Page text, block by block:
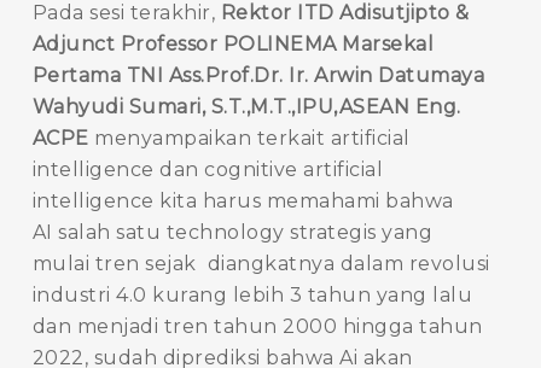
Pada sesi terakhir, Rektor ITD Adisutjipto &
Adjunct Professor POLINEMA Marsekal
Pertama TNI Ass.Prof.Dr. Ir. Arwin Datumaya
Wahyudi Sumari, S.T.,M.T.,IPU,ASEAN Eng.
ACPE menyampaikan terkait artificial
intelligence dan cognitive artificial
intelligence kita harus memahami bahwa
AI salah satu technology strategis yang
mulai tren sejak diangkatnya dalam revolusi
industri 4.0 kurang lebih 3 tahun yang lalu
dan menjadi tren tahun 2000 hingga tahun
2022, sudah diprediksi bahwa Ai akan